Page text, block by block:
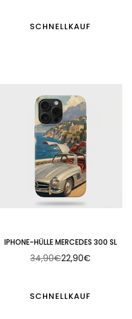
SCHNELLKAUF
IPHONE-HÜLLE MERCEDES 300 SL
Normaler
34,90€22,90€
SCHNELLKAUF